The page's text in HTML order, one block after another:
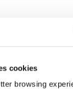
cookies
browsing
Hotel